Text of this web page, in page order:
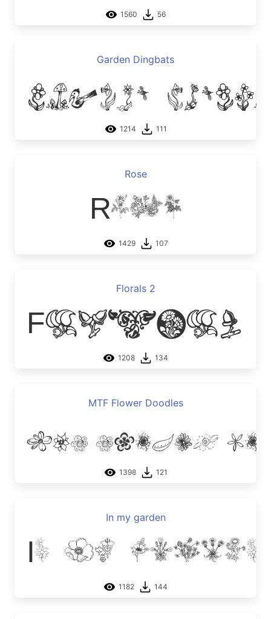
1560 56
Garden Dingbats
Garden
1214 111
Rose
Rose
1429 107
Florals 2
Florals
1208 134
MTF Flower Doodles
MTF Flower
1398 121
In my garden
In my garden
1182 144